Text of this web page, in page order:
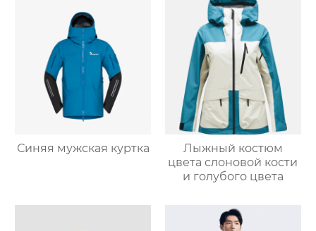
Синяя мужская куртка
Лыжный костюм
цвета слоновой кости
и голубого цвета